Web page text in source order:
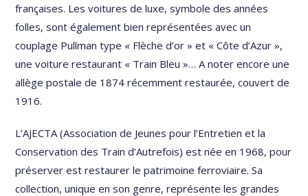
françaises. Les voitures de luxe, symbole des années
folles, sont également bien représentées avec un
couplage Pullman type « Flèche d’or » et « Côte d’Azur »,
une voiture restaurant « Train Bleu »… A noter encore une
allège postale de 1874 récemment restaurée, couvert de
1916.
L’AJECTA (Association de Jeunes pour l’Entretien et la
Conservation des Train d’Autrefois) est née en 1968, pour
préserver est restaurer le patrimoine ferroviaire. Sa
collection, unique en son genre, représente les grandes